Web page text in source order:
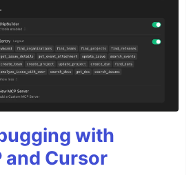
with
and Cursor